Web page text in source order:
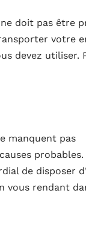
doit pas être
votre
devez utiliser.
manquent pas
probables.
de disposer
vous rendant